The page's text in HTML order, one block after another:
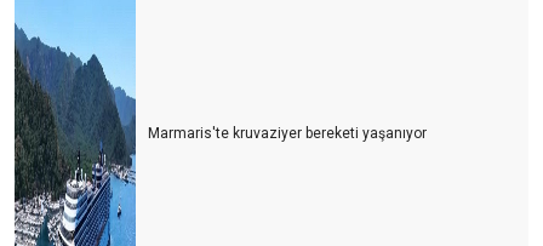
Marmaris'te kruvaziyer bereketi yaşanıyor